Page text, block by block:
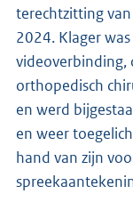
terechtzitting
2024. Klager
videoverbinding,
orthopedisch
en werd
en weer
hand van zijn